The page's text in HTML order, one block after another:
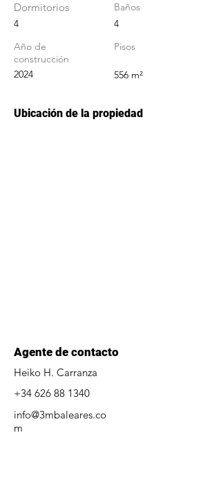
Dormitorios
4
Año de
construcción
2024
Baños
4
Pisos
556 m²
Ubicación de la propiedad
Agente de contacto
Heiko H. Carranza
+34 626 88 1340
info@3mbaleares.co
m